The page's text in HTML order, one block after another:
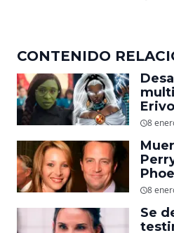
CONTENIDO
8
dejó
8
Se